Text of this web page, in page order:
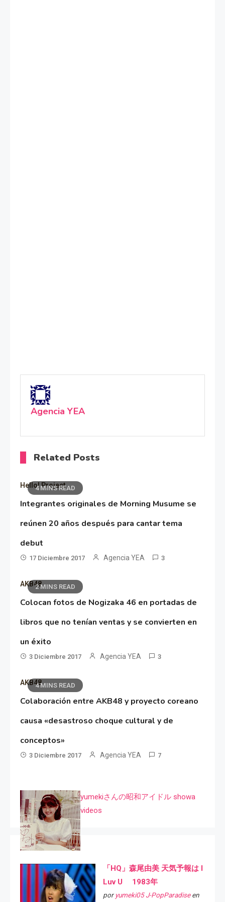
Agencia YEA
Related Posts
4 MINS READ
Hello! Project
Integrantes originales de Morning Musume se
reúnen 20 años después para cantar tema
debut
17 Diciembre 2017 Agencia YEA 3
2 MINS READ
AKB48
Colocan fotos de Nogizaka 46 en portadas de
libros que no tenían ventas y se convierten en
un éxito
3 Diciembre 2017 Agencia YEA 3
4 MINS READ
AKB48
Colaboración entre AKB48 y proyecto coreano
causa «desastroso choque cultural y de
conceptos»
3 Diciembre 2017 Agencia YEA 7
yumekiさんの昭和アイドル showa
videos
「HQ」森尾由美 天気予報は I
Luv U 1983年
por yumeki05 J-PopParadiseen